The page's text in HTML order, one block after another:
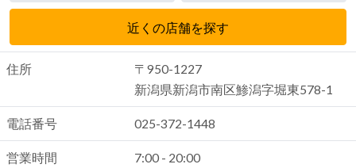
近くの店舗を探す
住所
〒950-1227
新潟県新潟市南区鯵潟字堀東578-1
電話番号 025-372-1448
営業時間 7:00 - 20:00